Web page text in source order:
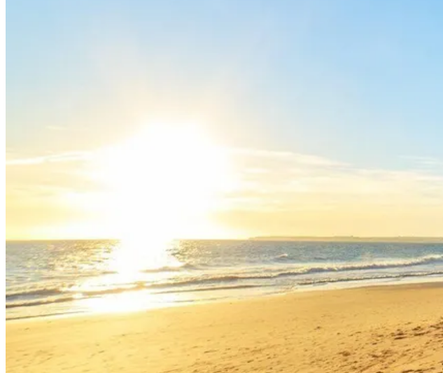
Santiago de Compostela de Bicicleta - Top Bike Tours